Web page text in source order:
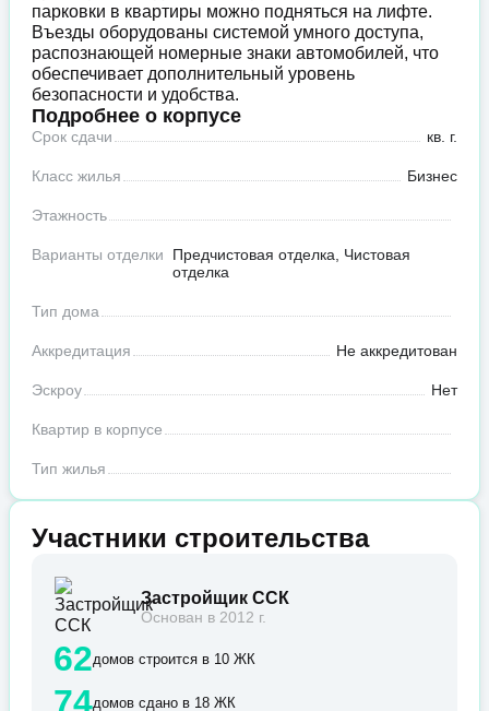
парковки в квартиры можно подняться на лифте.
Въезды оборудованы системой умного доступа,
распознающей номерные знаки автомобилей, что
обеспечивает дополнительный уровень
безопасности и удобства.
Подробнее о корпусе
Срок сдачи кв. г.
Класс жилья Бизнес
Этажность
Варианты отделки
Предчистовая отделка, Чистовая
отделка
Тип дома
Аккредитация Не аккредитован
Эскроу Нет
Квартир в корпусе
Тип жилья
Участники строительства
Застройщик ССК
Основан в 2012 г.
62домов строится в 10 ЖК
74домов сдано в 18 ЖК